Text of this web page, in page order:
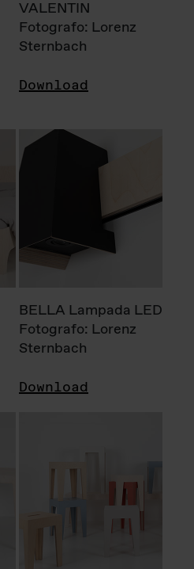
VALENTIN
Fotografo: Lorenz
Sternbach
Download
BELLA Lampada LED
Fotografo: Lorenz
Sternbach
Download